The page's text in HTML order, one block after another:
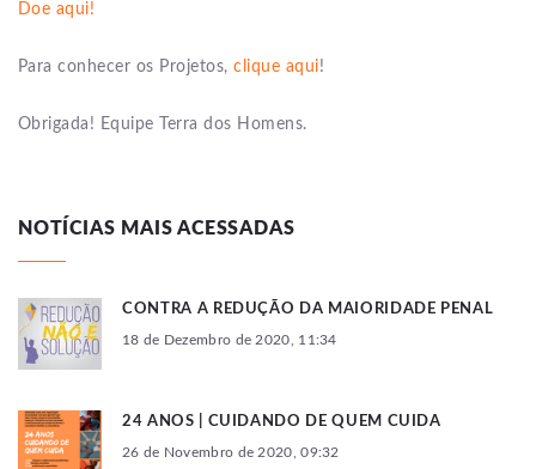
Doe aqui!
Para conhecer os Projetos,clique aqui!
Obrigada! Equipe Terra dos Homens.
NOTÍCIAS MAIS ACESSADAS
CONTRA A REDUÇÃO DA MAIORIDADE PENAL
18 de Dezembro de 2020, 11:34
24 ANOS | CUIDANDO DE QUEM CUIDA
26 de Novembro de 2020, 09:32